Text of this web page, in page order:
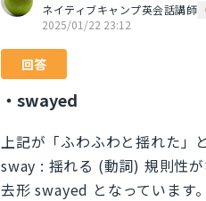
ネイティブキャンプ英会話講師
2025/01/22 23:12
回答
・swayed
上記が「ふわふわと揺れた」
sway : 揺れる (動詞) 規則性
去形 swayed となっています。